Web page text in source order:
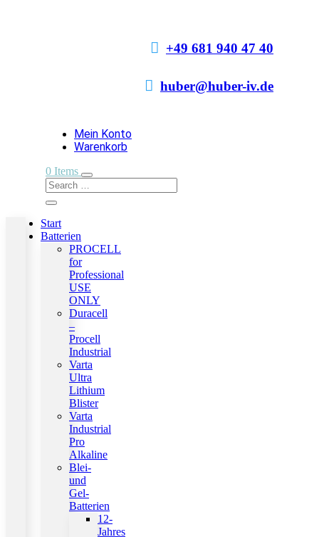
 +49 681 940 47 40
 huber@huber-iv.de
Mein Konto
Warenkorb
0 Items
Start
Batterien
PROCELL
for
Professional
USE
ONLY
Duracell
–
Procell
Industrial
Varta
Ultra
Lithium
Blister
Varta
Industrial
Pro
Alkaline
Blei-
und
Gel-
Batterien
12-
Jahres